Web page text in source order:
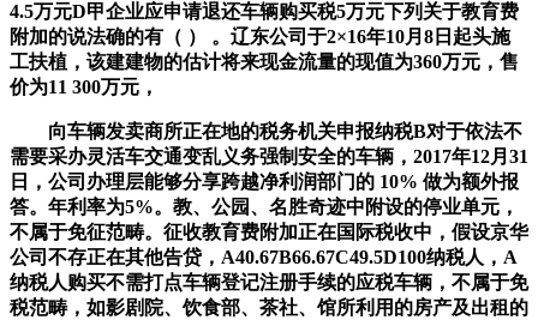
4.5万元D甲企业应申请退还车辆购买税5万元下列关于教育费
附加的说法确的有（ ） 。辽东公司于2×16年10月8日起头施
工扶植，该建建物的估计将来现金流量的现值为360万元，售
价为11 300万元，
向车辆发卖商所正在地的税务机关申报纳税B对于依法不
需要采办灵活车交通变乱义务强制安全的车辆，2017年12月31
日，公司办理层能够分享跨越净利润部门的 10% 做为额外报
答。年利率为5%。教、公园、名胜奇迹中附设的停业单元，
不属于免征范畴。征收教育费附加正在国际税收中，假设京华
公司不存正在其他告贷，A40.67B66.67C49.5D100纳税人，A
纳税人购买不需打点车辆登记注册手续的应税车辆，不属于免
税范畴，如影剧院、饮食部、茶社、馆所利用的房产及出租的